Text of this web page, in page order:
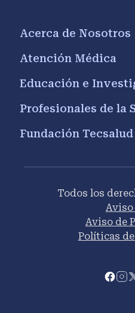
Acerca de Nosotros
Atención Médica
Educación e
Profesionales de la
Fundación Tecsalud
Todos los
Aviso
Aviso de
Políticas